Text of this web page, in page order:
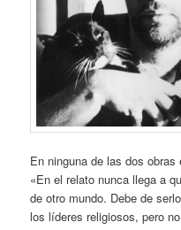
En ninguna de las dos
«En el relato nunca llega a
de otro mundo. Debe de
los líderes religiosos, pero